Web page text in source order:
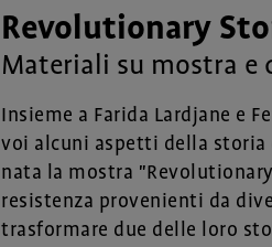
Revolutionary
Materiali su mostra e
Insieme a Farida Lardjane e
voi alcuni aspetti della storia
nata la mostra
resistenza provenienti da
trasformare due delle loro